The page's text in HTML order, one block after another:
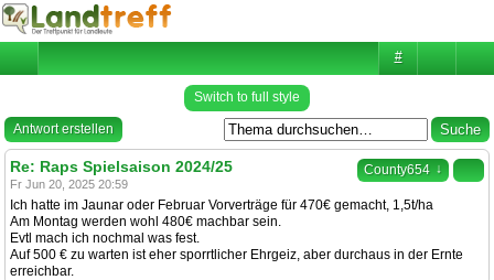
#
Switch to full style
Antwort erstellen
County654 ↓
Re: Raps Spielsaison 2024/25
Fr Jun 20, 2025 20:59
Ich hatte im Jaunar oder Februar Vorverträge für 470€ gemacht, 1,5t/ha
Am Montag werden wohl 480€ machbar sein.
Evtl mach ich nochmal was fest.
Auf 500 € zu warten ist eher sporrtlicher Ehrgeiz, aber durchaus in der Ernte
erreichbar.